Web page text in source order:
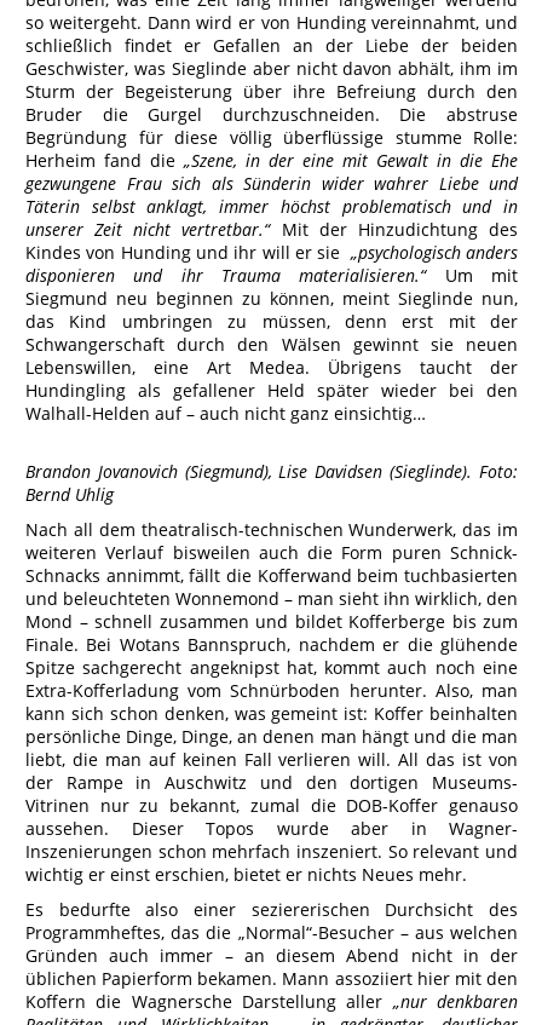
so weitergeht. Dann wird er von Hunding vereinnahmt, und
schließlich findet er Gefallen an der Liebe der beiden
Geschwister, was Sieglinde aber nicht davon abhält, ihm im
Sturm der Begeisterung über ihre Befreiung durch den
Bruder die Gurgel durchzuschneiden. Die abstruse
Begründung für diese völlig überflüssige stumme Rolle:
Herheim fand die „Szene, in der eine mit Gewalt in die Ehe
gezwungene Frau sich als Sünderin wider wahrer Liebe und
Täterin selbst anklagt, immer höchst problematisch und in
unserer Zeit nicht vertretbar.“Mit der Hinzudichtung des
Kindes von Hunding und ihr will er sie „psychologisch anders
disponieren und ihr Trauma materialisieren.“Um mit
Siegmund neu beginnen zu können, meint Sieglinde nun,
das Kind umbringen zu müssen, denn erst mit der
Schwangerschaft durch den Wälsen gewinnt sie neuen
Lebenswillen, eine Art Medea. Übrigens taucht der
Hundingling als gefallener Held später wieder bei den
Walhall-Helden auf – auch nicht ganz einsichtig…
Brandon Jovanovich (Siegmund), Lise Davidsen (Sieglinde). Foto:
Bernd Uhlig
Nach all dem theatralisch-technischen Wunderwerk, das im
weiteren Verlauf bisweilen auch die Form puren Schnick-
Schnacks annimmt, fällt die Kofferwand beim tuchbasierten
und beleuchteten Wonnemond – man sieht ihn wirklich, den
Mond – schnell zusammen und bildet Kofferberge bis zum
Finale. Bei Wotans Bannspruch, nachdem er die glühende
Spitze sachgerecht angeknipst hat, kommt auch noch eine
Extra-Kofferladung vom Schnürboden herunter. Also, man
kann sich schon denken, was gemeint ist: Koffer beinhalten
persönliche Dinge, Dinge, an denen man hängt und die man
liebt, die man auf keinen Fall verlieren will. All das ist von
der Rampe in Auschwitz und den dortigen Museums-
Vitrinen nur zu bekannt, zumal die DOB-Koffer genauso
aussehen. Dieser Topos wurde aber in Wagner-
Inszenierungen schon mehrfach inszeniert. So relevant und
wichtig er einst erschien, bietet er nichts Neues mehr.
Es bedurfte also einer seziererischen Durchsicht des
Programmheftes, das die „Normal“-Besucher – aus welchen
Gründen auch immer – an diesem Abend nicht in der
üblichen Papierform bekamen. Mann assoziiert hier mit den
Koffern die Wagnersche Darstellung aller „nur denkbaren